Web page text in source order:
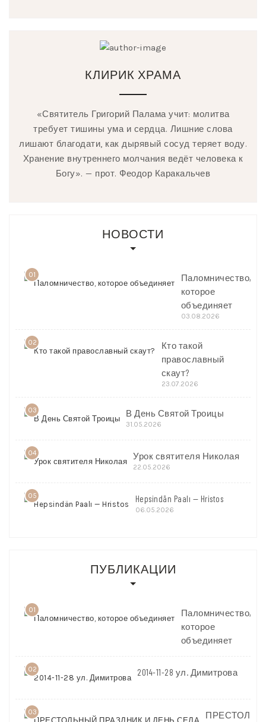
КЛИРИК ХРАМА
«Святитель Григорий Палама учит: молитва
требует тишины ума и сердца. Лишние слова
лишают благодати, как дырявый сосуд теряет воду.
Хранение внутреннего молчания ведёт человека к
Богу». — прот. Феодор Каракальчев
НОВОСТИ
01
Паломничество,
которое
объединяет
03.08.2026
02
Кто такой
православный
скаут?
23.07.2026
03 В День Святой Троицы
31.05.2026
04 Урок святителя Николая
22.05.2026
05 Hepsindän Paalı — Hristos
06.05.2026
ПУБЛИКАЦИИ
01
Паломничество,
которое
объединяет
02 2014-11-28 ул. Димитрова
03